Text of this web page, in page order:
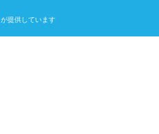
が提供しています